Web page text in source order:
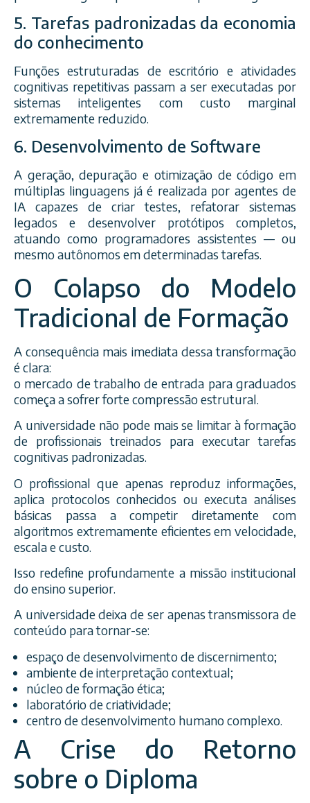
5. Tarefas padronizadas da economia
do conhecimento
Funções estruturadas de escritório e atividades
cognitivas repetitivas passam a ser executadas por
sistemas inteligentes com custo marginal
extremamente reduzido.
6. Desenvolvimento de Software
A geração, depuração e otimização de código em
múltiplas linguagens já é realizada por agentes de
IA capazes de criar testes, refatorar sistemas
legados e desenvolver protótipos completos,
atuando como programadores assistentes — ou
mesmo autônomos em determinadas tarefas.
O Colapso do Modelo
Tradicional de Formação
A consequência mais imediata dessa transformação
é clara:
o mercado de trabalho de entrada para graduados
começa a sofrer forte compressão estrutural.
A universidade não pode mais se limitar à formação
de profissionais treinados para executar tarefas
cognitivas padronizadas.
O profissional que apenas reproduz informações,
aplica protocolos conhecidos ou executa análises
básicas passa a competir diretamente com
algoritmos extremamente eficientes em velocidade,
escala e custo.
Isso redefine profundamente a missão institucional
do ensino superior.
A universidade deixa de ser apenas transmissora de
conteúdo para tornar-se:
espaço de desenvolvimento de discernimento;
ambiente de interpretação contextual;
núcleo de formação ética;
laboratório de criatividade;
centro de desenvolvimento humano complexo.
A Crise do Retorno
sobre o Diploma